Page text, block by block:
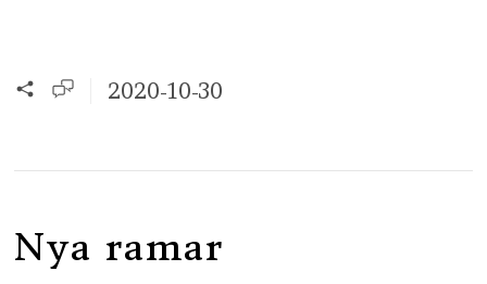
2020-10-30
Nya ramar